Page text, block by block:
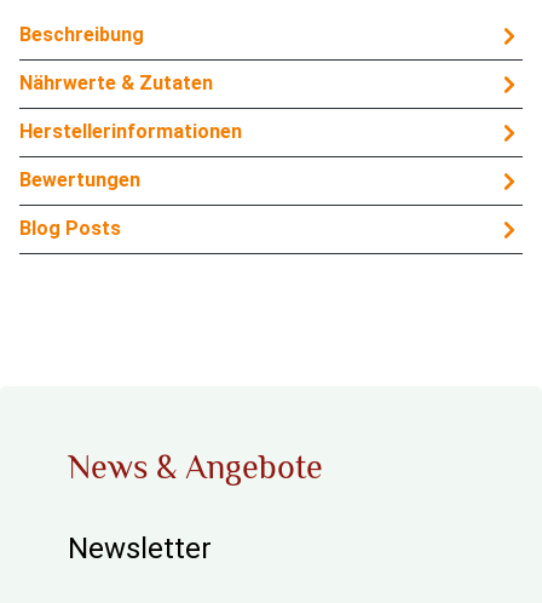
Beschreibung
Nährwerte & Zutaten
Herstellerinformationen
Bewertungen
Blog Posts
News & Angebote
Newsletter